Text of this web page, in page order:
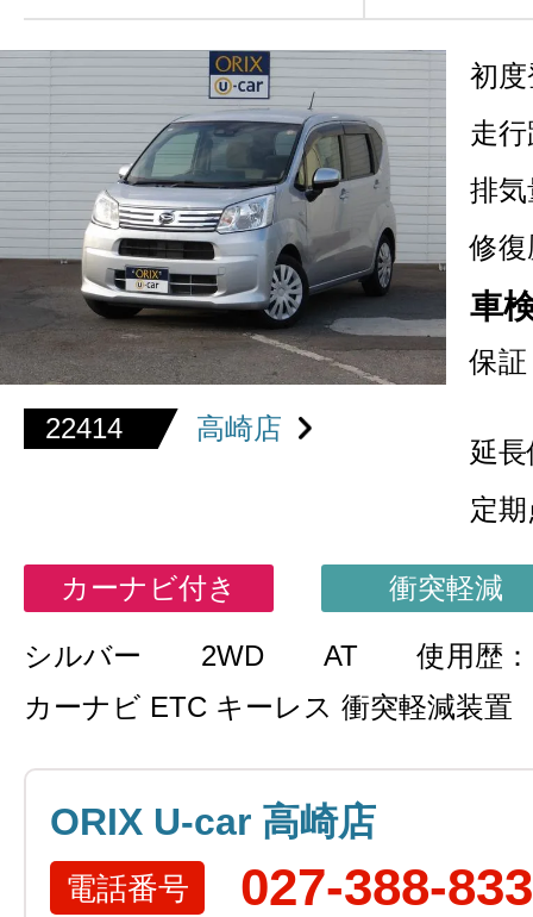
22414 高崎店
初
走
排気
修復
車
保証
延
定
カーナビ付き 衝突軽減
シルバー 2WD AT
使用歴
カーナビ ETC キーレス 衝突軽減装置
ORIX U-car 高崎店
電話番号 027-388-